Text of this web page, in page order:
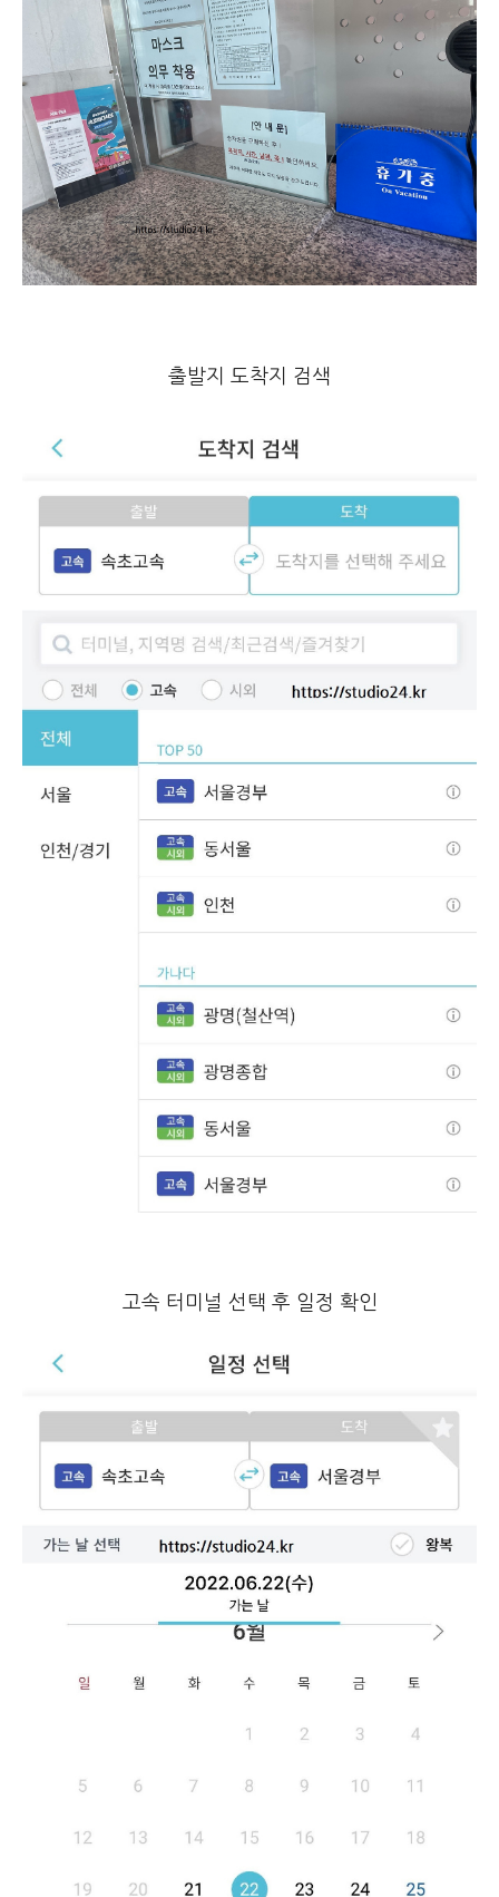
출발지 도착지 검색
고속 터미널 선택 후 일정 확인